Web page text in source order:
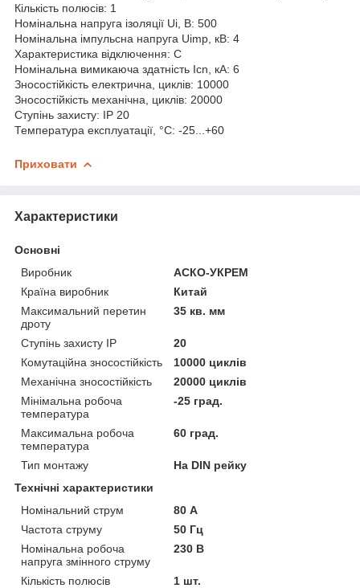
Кількість полюсів: 1
Номінальна напруга ізоляції Ui, В: 500
Номінальна імпульсна напруга Uimp, кВ: 4
Характеристика відключення: С
Номінальна вимикаюча здатність Icn, кА: 6
Зносостійкість електрична, циклів: 10000
Зносостійкість механічна, циклів: 20000
Ступінь захисту: IP 20
Температура експлуатації, °С: -25...+60
Приховати
Характеристики
Основні
Виробник
АСКО-УКРЕМ
Країна виробник
Китай
Максимальний перетин
дроту
35 кв. мм
Ступінь захисту IP
20
Комутаційна зносостійкість
10000 циклів
Механічна зносостійкість
20000 циклів
Мінімальна робоча
температура
-25 град.
Максимальна робоча
температура
60 град.
Тип монтажу
На DIN рейку
Технічні характеристики
Номінальний струм
80 А
Частота струму
50 Гц
Номінальна робоча
напруга змінного струму
230 В
Кількість полюсів
1 шт.